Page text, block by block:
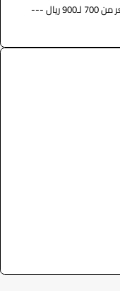
كوشة أفراح للإيجار اليومي يبدأ السعر من 700 لـ900 ريال ---